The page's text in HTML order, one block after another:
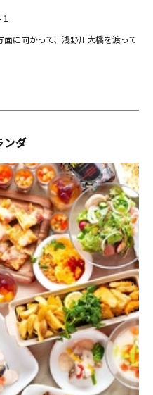
に向かって、浅野川大橋を渡って
ンダ